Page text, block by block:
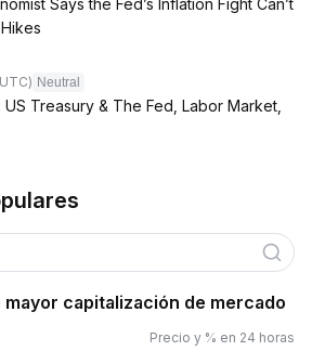
Says the Fed’s Inflation Fight Can’t
Neutral
Treasury & The Fed, Labor Market,
capitalización de mercado
Precio y % en 24 horas